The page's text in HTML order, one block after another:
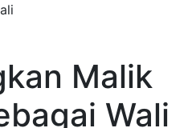
Malik
Wali